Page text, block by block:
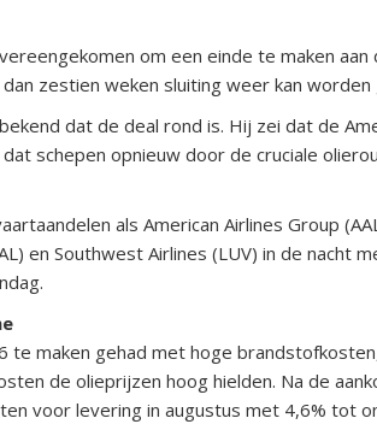
om een einde te maken aan
zestien weken sluiting weer kan worden
dat de deal rond is. Hij zei dat de
schepen opnieuw door de cruciale
als American Airlines Group
en Southwest Airlines (LUV) in de nacht
te maken gehad met hoge
de olieprijzen hoog hielden. Na de
voor levering in augustus met 4,6% tot